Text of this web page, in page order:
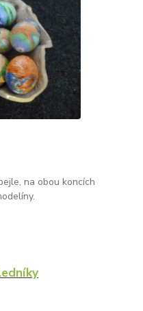
na obou koncích